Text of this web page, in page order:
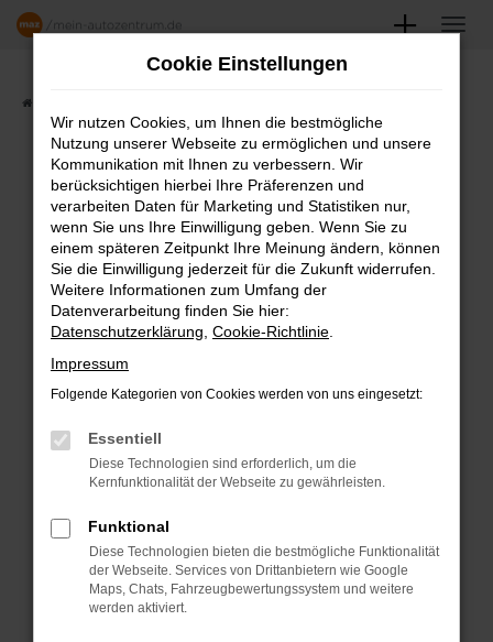
Zum
FAHRZEUGSHOWROOM
Fehler: Network Error
Beim Laden ist ein Fehler aufgetreten.
Hier sind ein paar Tipps, die dir helfen können:
Überprüfe deine Firewall und deine
Laden andere Webseiten, zum Beispiel
deine Suchmaschine?
Manche Erweiterungen, wie Werbeblocker,
können das Laden bestimmter Seiten
verhindern. Funktioniert die Seite in einem
anderen Browser oder in einem privaten
Cookie Einstellungen
Wir nutzen Cookies, um Ihnen die bestmögliche
Nutzung unserer Webseite zu ermöglichen und unsere
Kommunikation mit Ihnen zu verbessern. Wir
berücksichtigen hierbei Ihre Präferenzen und
verarbeiten Daten für Marketing und Statistiken nur,
wenn Sie uns Ihre Einwilligung geben. Wenn Sie zu
einem späteren Zeitpunkt Ihre Meinung ändern, können
Sie die Einwilligung jederzeit für die Zukunft widerrufen.
Weitere Informationen zum Umfang der
Datenverarbeitung finden Sie hier:
Datenschutzerklärung Cookie-Richtlinie
Impressum
Folgende Kategorien von Cookies werden von uns eingesetzt:
Essentiell
Diese Technologien sind erforderlich, um die
Kernfunktionalität der Webseite zu gewährleisten.
Funktional
Diese Technologien bieten die bestmögliche Funktionalität
der Webseite. Services von Drittanbietern wie Google
Maps, Chats, Fahrzeugbewertungssystem und weitere
werden aktiviert.